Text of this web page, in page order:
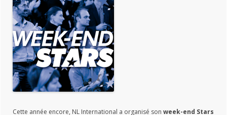
Cette année encore, NL International a organisé son week-end Stars